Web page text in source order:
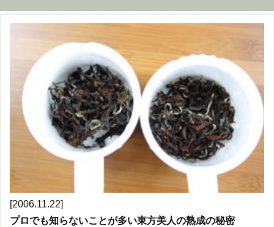
[2006.11.22]
プロでも知らないことが多い東方美人の熟成の秘密